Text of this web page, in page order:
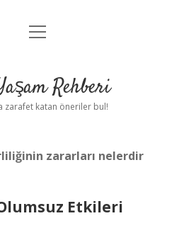
Anasayfa
Yasal Uyarı
menüyü
Rehberi
zarafet katan öneriler bul!
zararları nelerdir
Etkileri